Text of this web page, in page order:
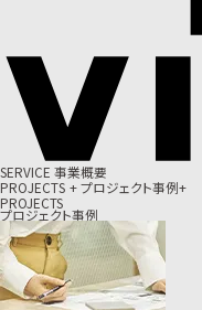
SERVICE 事業概要
PROJECTS +プロジェクト事例+
PROJECTS
プロジェクト事例